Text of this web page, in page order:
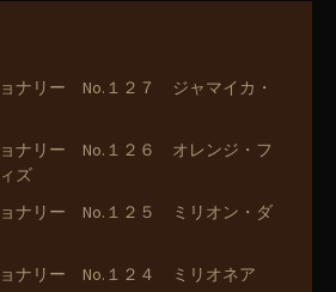
ナリー No.１２７ ジャマイカ・
ョナリー No.１２６ オレンジ・フ
ズ
ョナリー No.１２５ ミリオン・ダ
ョナリー No.１２４ ミリオネア